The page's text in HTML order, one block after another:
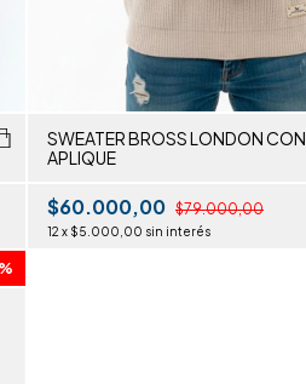
SWEATER BROSS LONDON CON
APLIQUE
$60.000,00 $79.000,00
12 x $5.000,00 sin interés
%